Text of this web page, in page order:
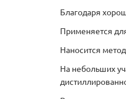
Благодаря
Применяется
Наносится
На небольших